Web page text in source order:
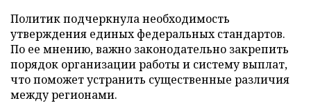
Политик подчеркнула необходимость
утверждения единых федеральных стандартов.
По ее мнению, важно законодательно закрепить
порядок организации работы и систему выплат,
что поможет устранить существенные различия
между регионами.